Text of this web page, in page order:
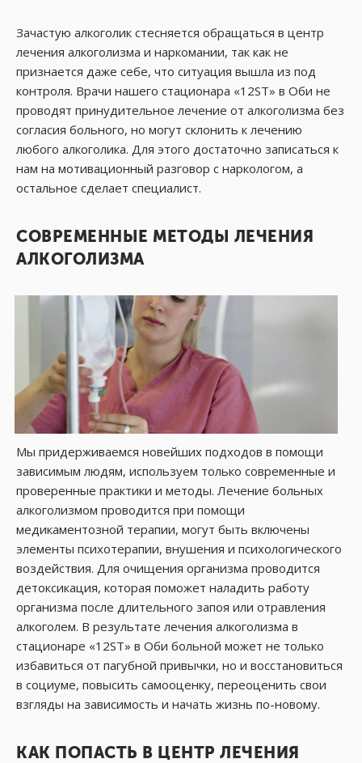
Зачастую алкоголик стесняется обращаться в центр
лечения алкоголизма и наркомании, так как не
признается даже себе, что ситуация вышла из под
контроля. Врачи нашего стационара «12ST» в Оби не
проводят принудительное лечение от алкоголизма без
согласия больного, но могут склонить к лечению
любого алкоголика. Для этого достаточно записаться к
нам на мотивационный разговор с наркологом, а
остальное сделает специалист.
СОВРЕМЕННЫЕ МЕТОДЫ ЛЕЧЕНИЯ
АЛКОГОЛИЗМА
Мы придерживаемся новейших подходов в помощи
зависимым людям, используем только современные и
проверенные практики и методы. Лечение больных
алкоголизмом проводится при помощи
медикаментозной терапии, могут быть включены
элементы психотерапии, внушения и психологического
воздействия. Для очищения организма проводится
детоксикация, которая поможет наладить работу
организма после длительного запоя или отравления
алкоголем. В результате лечения алкоголизма в
стационаре «12ST» в Оби больной может не только
избавиться от пагубной привычки, но и восстановиться
в социуме, повысить самооценку, переоценить свои
взгляды на зависимость и начать жизнь по-новому.
КАК ПОПАСТЬ В ЦЕНТР ЛЕЧЕНИЯ